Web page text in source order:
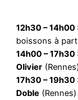
12h30 – 14h00
boissons à
14h00 – 17h30
Olivier
17h30 – 19h30
Doble (Rennes)